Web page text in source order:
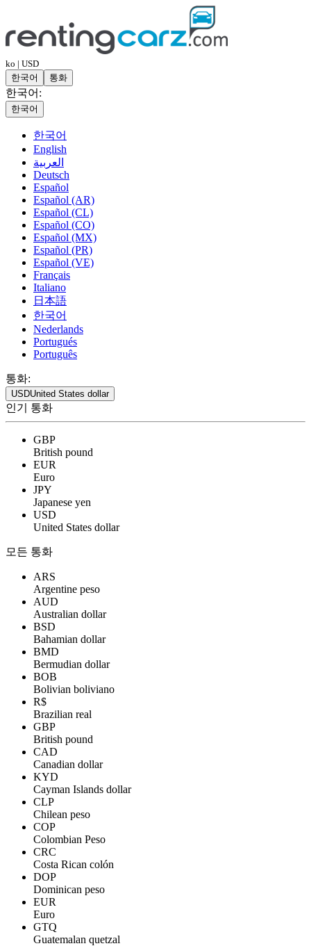
ko | USD
한국어
통화
한국어:
한국어
한국어
English
العربية
Deutsch
Español
Español (AR)
Español (CL)
Español (CO)
Español (MX)
Español (PR)
Español (VE)
Français
Italiano
日本語
한국어
Nederlands
Portugués
Português
통화:
USDUnited States dollar
인기 통화
GBP
British pound
EUR
Euro
JPY
Japanese yen
USD
United States dollar
모든 통화
ARS
Argentine peso
AUD
Australian dollar
BSD
Bahamian dollar
BMD
Bermudian dollar
BOB
Bolivian boliviano
R$
Brazilian real
GBP
British pound
CAD
Canadian dollar
KYD
Cayman Islands dollar
CLP
Chilean peso
COP
Colombian Peso
CRC
Costa Rican colón
DOP
Dominican peso
EUR
Euro
GTQ
Guatemalan quetzal